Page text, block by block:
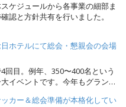
ケジュールから各事業の細部ま
認と方針共有を行いました。
ホテルにて総会・懇親会の会場
目。例年、350〜400名という
イベントです。今年もグラン…
カー＆総会準備が本格化してい